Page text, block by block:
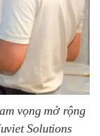
vọng mở rộng
Solutions